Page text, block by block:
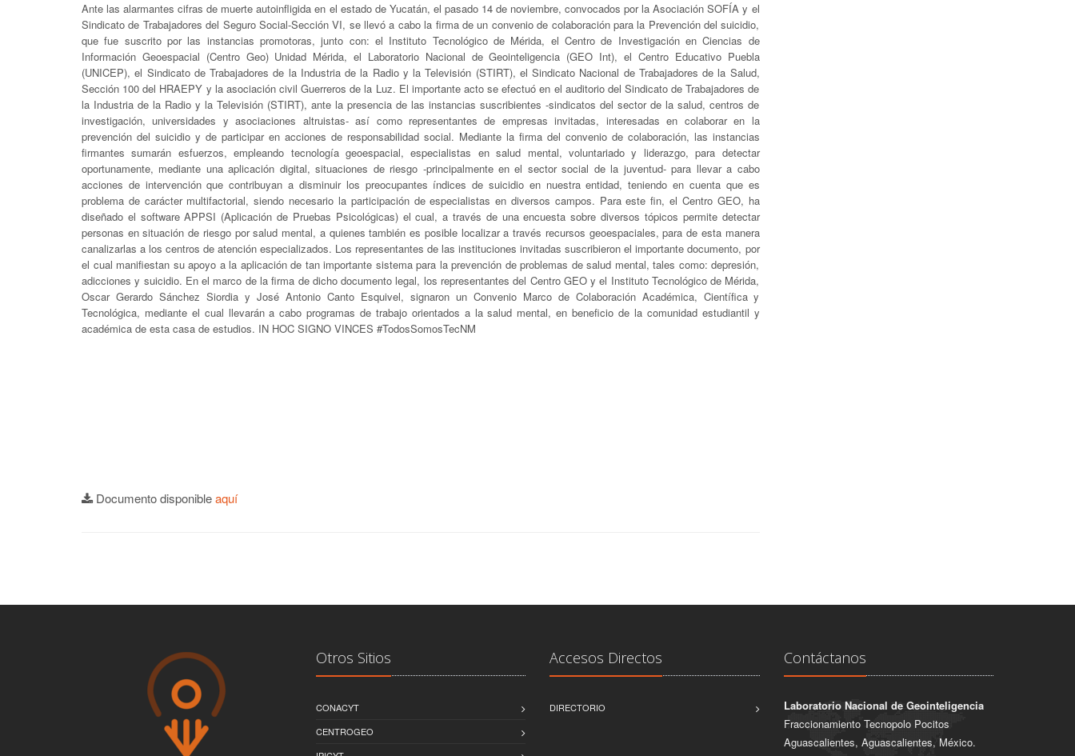
Ante las alarmantes cifras de muerte autoinfligida en el estado de Yucatán, el pasado 14 de noviembre, convocados por la Asociación SOFÍA y el
Sindicato de Trabajadores del Seguro Social-Sección VI, se llevó a cabo la firma de un convenio de colaboración para la Prevención del suicidio,
que fue suscrito por las instancias promotoras, junto con: el Instituto Tecnológico de Mérida, el Centro de Investigación en Ciencias de
Información Geoespacial (Centro Geo) Unidad Mérida, el Laboratorio Nacional de Geointeligencia (GEO Int), el Centro Educativo Puebla
(UNICEP), el Sindicato de Trabajadores de la Industria de la Radio y la Televisión (STIRT), el Sindicato Nacional de Trabajadores de la Salud,
Sección 100 del HRAEPY y la asociación civil Guerreros de la Luz. El importante acto se efectuó en el auditorio del Sindicato de Trabajadores de
la Industria de la Radio y la Televisión (STIRT), ante la presencia de las instancias suscribientes -sindicatos del sector de la salud, centros de
investigación, universidades y asociaciones altruistas- así como representantes de empresas invitadas, interesadas en colaborar en la
prevención del suicidio y de participar en acciones de responsabilidad social. Mediante la firma del convenio de colaboración, las instancias
firmantes sumarán esfuerzos, empleando tecnología geoespacial, especialistas en salud mental, voluntariado y liderazgo, para detectar
oportunamente, mediante una aplicación digital, situaciones de riesgo -principalmente en el sector social de la juventud- para llevar a cabo
acciones de intervención que contribuyan a disminuir los preocupantes índices de suicidio en nuestra entidad, teniendo en cuenta que es
problema de carácter multifactorial, siendo necesario la participación de especialistas en diversos campos. Para este fin, el Centro GEO, ha
diseñado el software APPSI (Aplicación de Pruebas Psicológicas) el cual, a través de una encuesta sobre diversos tópicos permite detectar
personas en situación de riesgo por salud mental, a quienes también es posible localizar a través recursos geoespaciales, para de esta manera
canalizarlas a los centros de atención especializados. Los representantes de las instituciones invitadas suscribieron el importante documento, por
el cual manifiestan su apoyo a la aplicación de tan importante sistema para la prevención de problemas de salud mental, tales como: depresión,
adicciones y suicidio. En el marco de la firma de dicho documento legal, los representantes del Centro GEO y el Instituto Tecnológico de Mérida,
Oscar Gerardo Sánchez Siordia y José Antonio Canto Esquivel, signaron un Convenio Marco de Colaboración Académica, Científica y
Tecnológica, mediante el cual llevarán a cabo programas de trabajo orientados a la salud mental, en beneficio de la comunidad estudiantil y
académica de esta casa de estudios. IN HOC SIGNO VINCES #TodosSomosTecNM
Documento disponibleaquí
Otros Sitios
CONACYT
CENTROGEO
Accesos Directos
DIRECTORIO
Contáctanos
Laboratorio Nacional de Geointeligencia
Fraccionamiento Tecnopolo Pocitos
Aguascalientes, Aguascalientes, México.